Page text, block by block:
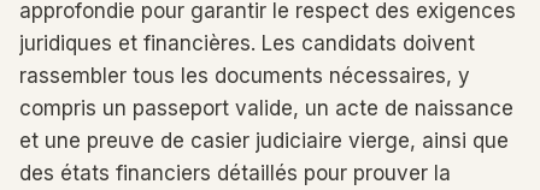
approfondie pour garantir le respect des exigences
juridiques et financières. Les candidats doivent
rassembler tous les documents nécessaires, y
compris un passeport valide, un acte de naissance
et une preuve de casier judiciaire vierge, ainsi que
des états financiers détaillés pour prouver la